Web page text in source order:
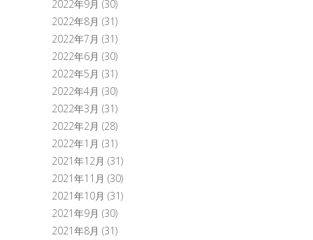
2022年9月 (30)
2022年8月 (31)
2022年7月 (31)
2022年6月 (30)
2022年5月 (31)
2022年4月 (30)
2022年3月 (31)
2022年2月 (28)
2022年1月 (31)
2021年12月 (31)
2021年11月 (30)
2021年10月 (31)
2021年9月 (30)
2021年8月 (31)